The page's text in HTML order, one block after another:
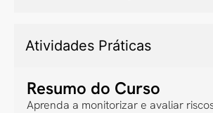
Atividades Práticas
Resumo do Curso
Aprenda a monitorizar e avaliar